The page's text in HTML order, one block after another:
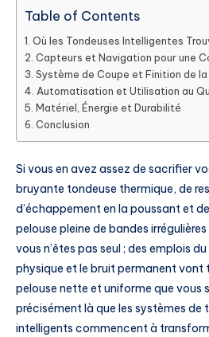
Table of Contents
Où les Tondeuses Intelligentes
Capteurs et Navigation pour une
Système de Coupe et Finition de la
Automatisation et Utilisation au
Matériel, Énergie et Durabilité
Conclusion
Si vous en avez assez de sacrifier
bruyante tondeuse thermique, de
d’échappement en la poussant et
pelouse pleine de bandes
vous n’êtes pas seul ; des emplois
physique et le bruit permanent vont
pelouse nette et uniforme que vous
précisément là que les systèmes de
intelligents commencent à